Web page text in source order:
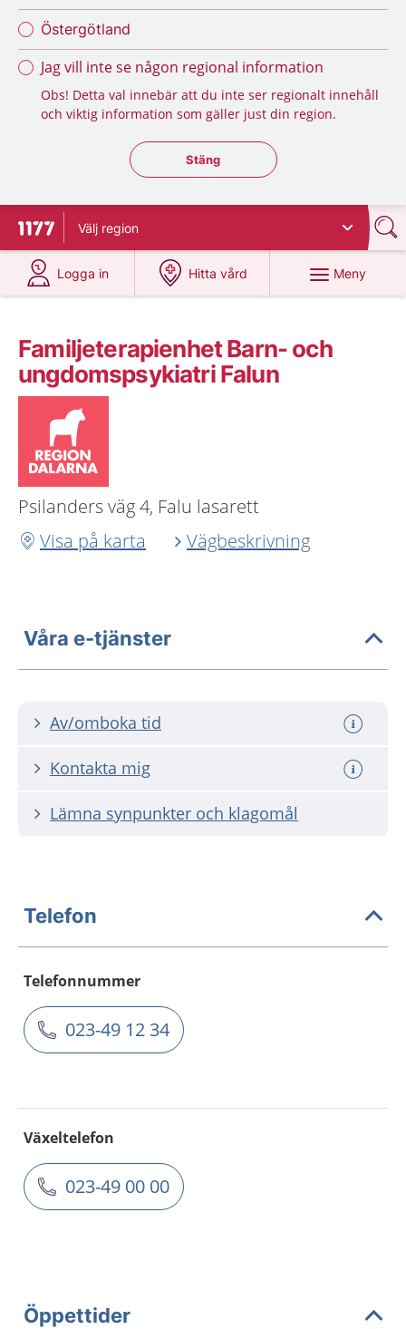
Östergötland
Jag vill inte se någon regional information
Obs! Detta val innebär att du inte ser regionalt innehåll
och viktig information som gäller just din region.
Stäng regionsväljaren
Stäng
Till startsidan för 1177
Välj region
Logga in
på 1177.se
Hitta vård
på 1177.se
Meny
Familjeterapienhet Barn- och
ungdomspsykiatri Falun
Psilanders väg 4, Falu lasarett
Visa på karta
Vägbeskrivning
Våra e-tjänster
Av/omboka tid
Kontakta mig
Lämna synpunkter och klagomål
Telefon
Telefonnummer
023-49 12 34
Växeltelefon
023-49 00 00
Öppettider